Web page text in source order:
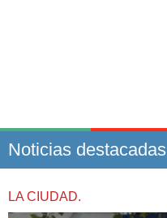
Noticias destacadas
LA CIUDAD.